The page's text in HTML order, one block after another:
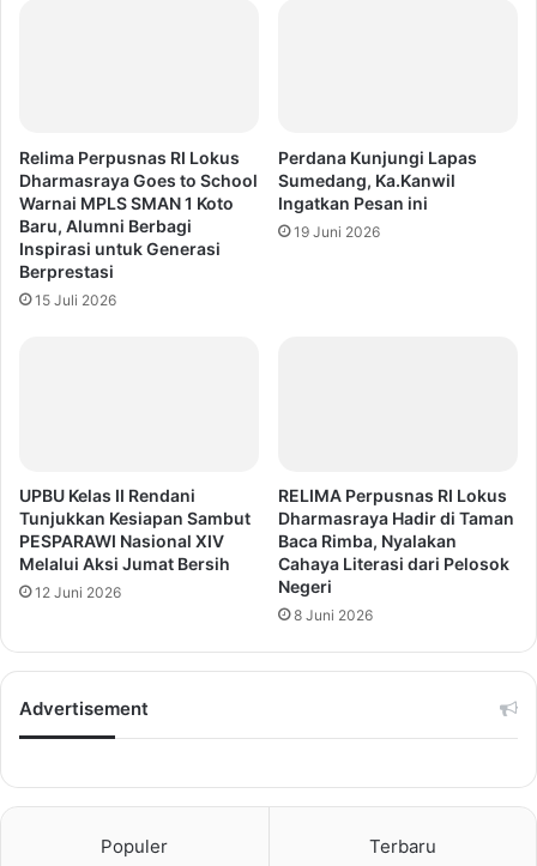
Relima Perpusnas RI Lokus
Dharmasraya Goes to School
Warnai MPLS SMAN 1 Koto
Baru, Alumni Berbagi
Inspirasi untuk Generasi
Berprestasi
15 Juli 2026
Perdana Kunjungi Lapas
Sumedang, Ka.Kanwil
Ingatkan Pesan ini
19 Juni 2026
UPBU Kelas II Rendani
Tunjukkan Kesiapan Sambut
PESPARAWI Nasional XIV
Melalui Aksi Jumat Bersih
12 Juni 2026
RELIMA Perpusnas RI Lokus
Dharmasraya Hadir di Taman
Baca Rimba, Nyalakan
Cahaya Literasi dari Pelosok
Negeri
8 Juni 2026
Advertisement
Populer Terbaru